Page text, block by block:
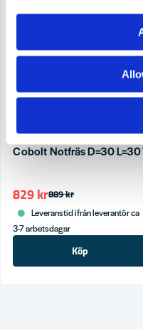
COBOLT
Cobolt Notfräs D=30 L=30
889 kr
829 kr
Leveranstid ifrån leverantör ca
3-7 arbetsdagar
Köp